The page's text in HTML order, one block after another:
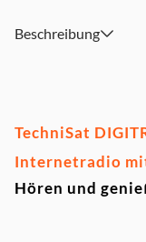
Beschreibung
TechniSat
Internetradio
Hören und